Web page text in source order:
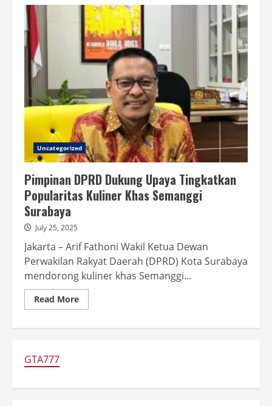
Uncategorized
Pimpinan DPRD Dukung Upaya Tingkatkan
Popularitas Kuliner Khas Semanggi
Surabaya
July 25, 2025
Jakarta – Arif Fathoni Wakil Ketua Dewan
Perwakilan Rakyat Daerah (DPRD) Kota Surabaya
mendorong kuliner khas Semanggi...
Read MoreRead
more
Semanggi
GTA777